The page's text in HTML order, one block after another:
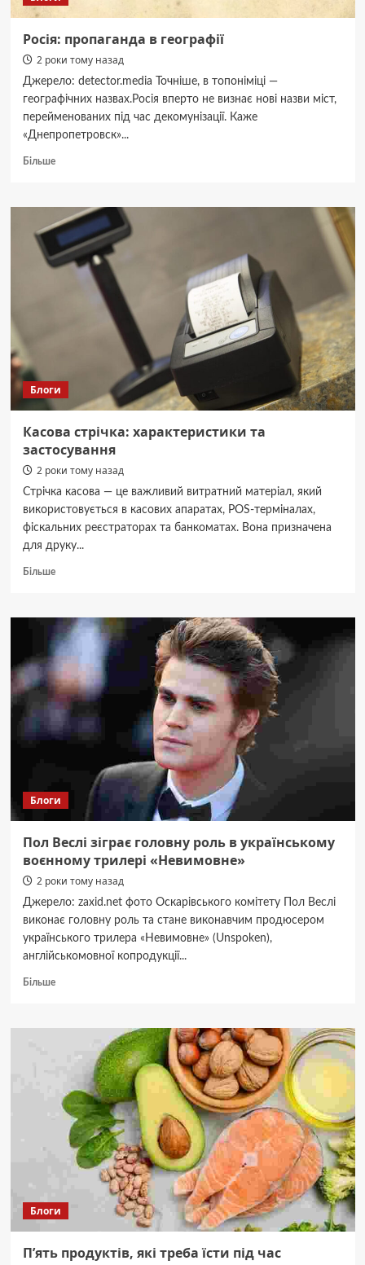
Росія: пропаганда в географії
2 роки тому назад
Джерело: detector.media Точніше, в топоніміці —
географічних назвах.Росія вперто не визнає нові назви міст,
перейменованих під час декомунізації. Каже
«Днепропетровск»...
БільшеДокладніше
пропаганда
в
географії
Блоги
Касова стрічка: характеристики та
застосування
2 роки тому назад
Стрічка касова — це важливий витратний матеріал, який
використовується в касових апаратах, POS-терміналах,
фіскальних реєстраторах та банкоматах. Вона призначена
для друку...
БільшеДокладніше
стрічка:
характеристики
та
застосування
Блоги
Пол Веслі зіграє головну роль в українському
воєнному трилері «Невимовне»
2 роки тому назад
Джерело: zaxid.net фото Оскарівського комітету Пол Веслі
виконає головну роль та стане виконавчим продюсером
українського трилера «Невимовне» (Unspoken),
англійськомовної копродукції...
БільшеДокладніше
Веслі
українському
воєнному
трилері
«Невимовне»
Блоги
П’ять продуктів, які треба їсти під час